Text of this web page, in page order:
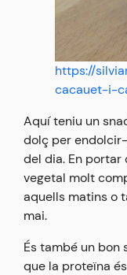
https://
cacauet-i-
Aquí teniu un
dolç per
del dia. En
vegetal molt
aquells matins o
mai.
És també un bon
que la proteïna